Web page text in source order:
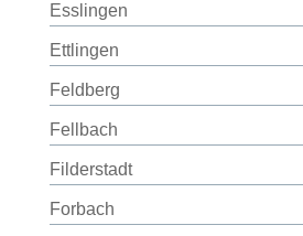
Esslingen
Ettlingen
Feldberg
Fellbach
Filderstadt
Forbach